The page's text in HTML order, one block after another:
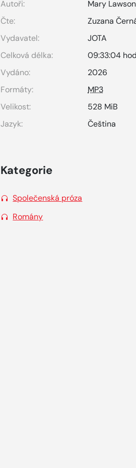
Autoři:
Mary
Čte:
Zuzana
Vydavatel:
JOTA
Celková délka:
09:33:04
Vydáno:
2026
Formáty:
MP3
Velikost:
528 MiB
Jazyk:
Čeština
Kategorie
Společenská próza
Romány